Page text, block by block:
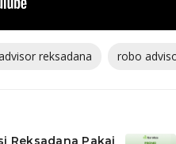
reksadana robo
Reksadana Pakai